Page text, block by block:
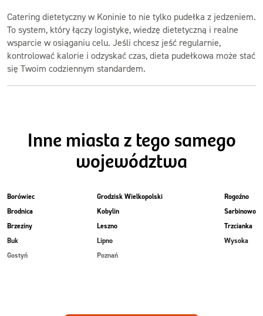
Catering dietetyczny w Koninie to nie tylko pudełka z jedzeniem.
To system, który łączy logistykę, wiedzę dietetyczną i realne
wsparcie w osiąganiu celu. Jeśli chcesz jeść regularnie,
kontrolować kalorie i odzyskać czas, dieta pudełkowa może stać
się Twoim codziennym standardem.
Inne miasta z tego samego
województwa
Borówiec
Brodnica
Brzeziny
Buk
Gostyń
Grodzisk Wielkopolski
Kobylin
Leszno
Lipno
Poznań
Rogoźno
Sarbinowo
Trzcianka
Wysoka